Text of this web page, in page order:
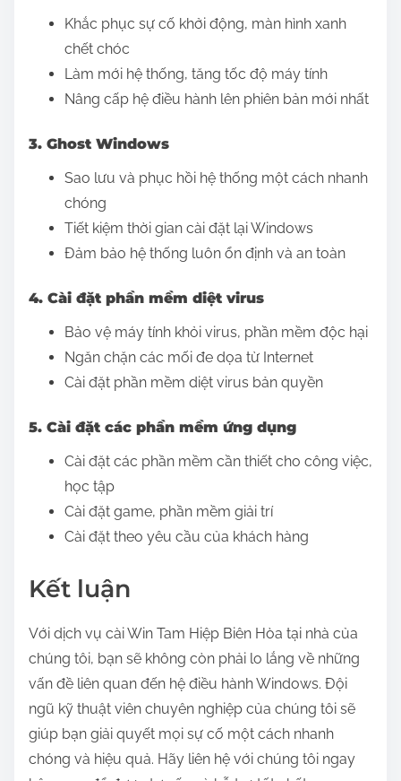
Khắc phục sự cố khởi động, màn hình xanh
chết chóc
Làm mới hệ thống, tăng tốc độ máy tính
Nâng cấp hệ điều hành lên phiên bản mới nhất
3. Ghost Windows
Sao lưu và phục hồi hệ thống một cách nhanh
chóng
Tiết kiệm thời gian cài đặt lại Windows
Đảm bảo hệ thống luôn ổn định và an toàn
4. Cài đặt phần mềm diệt virus
Bảo vệ máy tính khỏi virus, phần mềm độc hại
Ngăn chặn các mối đe dọa từ Internet
Cài đặt phần mềm diệt virus bản quyền
5. Cài đặt các phần mềm ứng dụng
Cài đặt các phần mềm cần thiết cho công việc,
học tập
Cài đặt game, phần mềm giải trí
Cài đặt theo yêu cầu của khách hàng
Kết luận
Với dịch vụ cài Win Tam Hiệp Biên Hòa tại nhà của
chúng tôi, bạn sẽ không còn phải lo lắng về những
vấn đề liên quan đến hệ điều hành Windows. Đội
ngũ kỹ thuật viên chuyên nghiệp của chúng tôi sẽ
giúp bạn giải quyết mọi sự cố một cách nhanh
chóng và hiệu quả. Hãy liên hệ với chúng tôi ngay